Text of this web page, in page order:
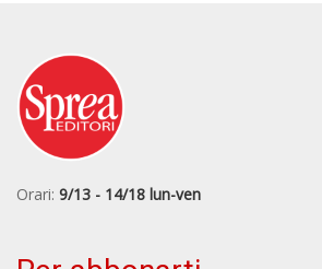
Orari: 9/13 - 14/18 lun-ven